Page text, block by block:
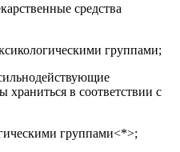
средства
группами;
храниться в соответствии с
группами<*>;